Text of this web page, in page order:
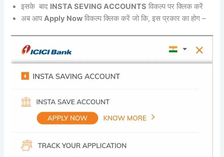
इसके बाद INSTA SEVING ACCOUNTS विकल्प पर क्लिक करें
अब आपApply Now विकल्प क्लिक करें जो कि, इस प्रकार का होग –